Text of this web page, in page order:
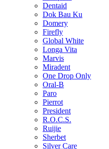
Dentaid
Dok Bau Ku
Domery
Firefly
Global White
Longa Vita
Marvis
Miradent
One Drop Only
Oral-B
Paro
Pierrot
President
R.O.C.S.
Ruijie
Sherbet
Silver Care